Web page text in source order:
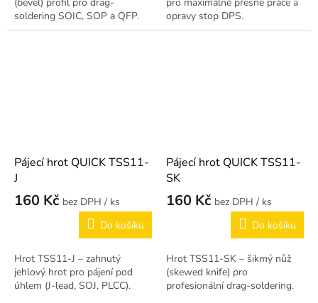
soldering SOIC, SOP a QFP.
opravy stop DPS.
Pájecí hrot QUICK TSS11-
J
160 Kč
/ ks
Do košíku
Hrot TSS11-J – zahnutý
jehlový hrot pro pájení pod
úhlem (J-lead, SOJ, PLCC).
Pájecí hrot QUICK TSS11-
SK
160 Kč
/ ks
Do košíku
Hrot TSS11-SK – šikmý nůž
(skewed knife) pro
profesionální drag-soldering.